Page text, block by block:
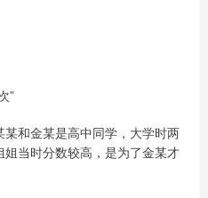
”
和金某是高中同学，大学时两
当时分数较高，是为了金某才